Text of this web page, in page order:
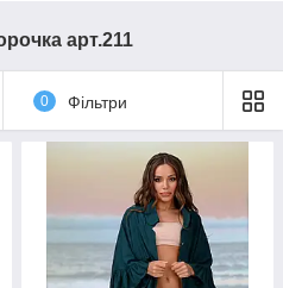
арт.211
0 Фільтри